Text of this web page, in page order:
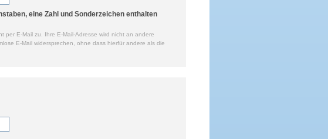
eine Zahl und Sonderzeichen enthalten
E-Mail zu. Ihre E-Mail-Adresse wird nicht an andere
E-Mail widersprechen, ohne dass hierfür andere als die